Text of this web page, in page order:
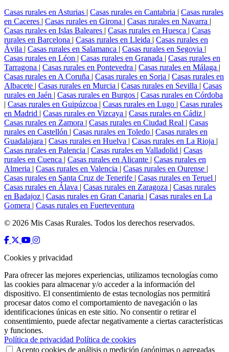
Casas rurales en Asturias | Casas rurales en Cantabria | Casas rurales
en Caceres | Casas rurales en Girona | Casas rurales en Navarra |
Casas rurales en Islas Baleares | Casas rurales en Huesca | Casas
rurales en Barcelona | Casas rurales en Lleida | Casas rurales en
Ávila | Casas rurales en Salamanca | Casas rurales en Segovia |
Casas rurales en Léon | Casas rurales en Granada | Casas rurales en
Tarragona | Casas rurales en Pontevedra | Casas rurales en Málaga |
Casas rurales en A Coruña | Casas rurales en Soria | Casas rurales en
Albacete | Casas rurales en Murcia | Casas rurales en Sevilla | Casas
rurales en Jaén | Casas rurales en Burgos | Casas rurales en Córdoba
| Casas rurales en Guipúzcoa | Casas rurales en Lugo | Casas rurales
en Madrid | Casas rurales en Vizcaya | Casas rurales en Cádiz |
Casas rurales en Zamora | Casas rurales en Ciudad Real | Casas
rurales en Castellón | Casas rurales en Toledo | Casas rurales en
Guadalajara | Casas rurales en Huelva | Casas rurales en La Rioja |
Casas rurales en Palencia | Casas rurales en Valladolid | Casas
rurales en Cuenca | Casas rurales en Alicante | Casas rurales en
Almeria | Casas rurales en Valencia | Casas rurales en Ourense |
Casas rurales en Santa Cruz de Tenerife | Casas rurales en Teruel |
Casas rurales en Álava | Casas rurales en Zaragoza | Casas rurales
en Badajoz | Casas rurales en Gran Canaria | Casas rurales en La
Gomera | Casas rurales en Fuerteventura
© 2026 Mis Casas Rurales. Todos los derechos reservados.
Cookies y privacidad
Para ofrecer las mejores experiencias, utilizamos tecnologías como
las cookies para almacenar y/o acceder a la información del
dispositivo. El consentimiento de estas tecnologías nos permitirá
procesar datos como el comportamiento de navegación o las
identificaciones únicas en este sitio. No consentir o retirar el
consentimiento, puede afectar negativamente a ciertas características
y funciones.
Política de privacidad Política de cookies
Acepto cookies de análisis o medición (anónimas o agregadas